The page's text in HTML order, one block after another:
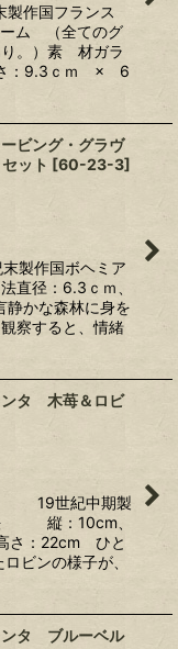
作国フランス
ム （全てのグ
り。）素 材ガラ
さ：9.3ｃｍ × 6
ビング・グラヴ
ット [60-23-3]
製作国ボヘミア
直径：6.3ｃｍ、
かな森林に身を
察すると、情緒
タ 木苺＆ロビ
世紀中期製
：10cm、
さ：22cm ひと
ンの様子が、
タ ブルーベル